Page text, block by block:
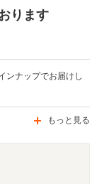
ります
ンナップでお届けし
もっと見る